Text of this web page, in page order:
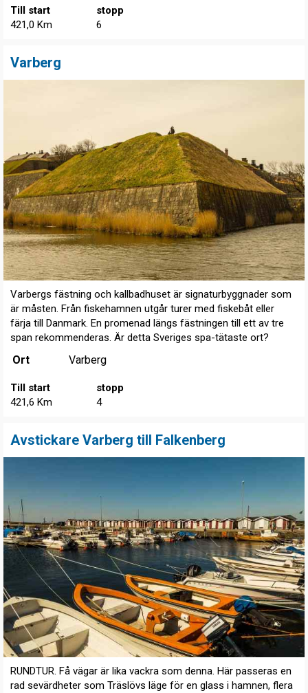
Till start
421,0 Km
stopp
6
Varberg
Varbergs fästning och kallbadhuset är signaturbyggnader som
är måsten. Från fiskehamnen utgår turer med fiskebåt eller
färja till Danmark. En promenad längs fästningen till ett av tre
span rekommenderas. Är detta Sveriges spa-tätaste ort?
Ort Varberg
Till start
421,6 Km
stopp
4
Avstickare Varberg till Falkenberg
RUNDTUR. Få vägar är lika vackra som denna. Här passeras en
rad sevärdheter som Träslövs läge för en glass i hamnen, flera